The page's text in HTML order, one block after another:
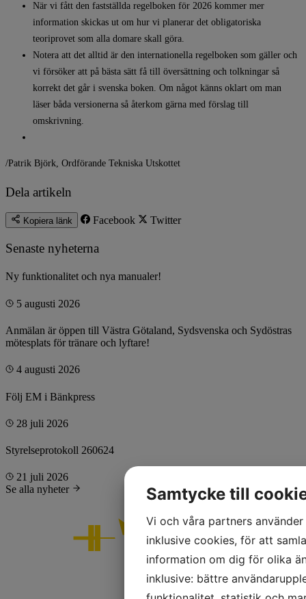
När vi fått den fastställda regelboken för 2026 kommer mer
information skickas ut om hur vi planerar det obligatoriska
teoriprovet som alla domare skall göra.
Notera att det alltid är den internationella regelboken som gäller och
vi försöker att på bästa sätt få till översättning och tolkningar så
korrekt det går i svenska boken. Om något känns oklart om man
läser båda versionerna så återkom gärna med förslag till
omskrivning.
/Patrik Björk, Ordförande Tekniska Utskottet
Dela artikeln
Kopiera länk Facebook Twitter
Senaste nyheterna
Ny funktionalitet och nya manualer!
5 augusti 2026
Anmälan är öppen till Västra Götaland, Sydsvenska och Sydöstras
mötesplats för tränare och lyftare!
4 augusti 2026
Följ EM i Bänkpress
28 juli 2026
Styrelseprotokoll 260624
21 juli 2026
Se alla nyheter
Samtycke till
Vi och våra partners
inklusive cookies, för att
information om dig för olika
inklusive: bättre